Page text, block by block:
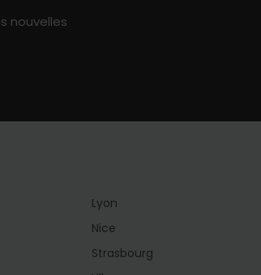
nouvelles
Lyon
Nice
Strasbourg